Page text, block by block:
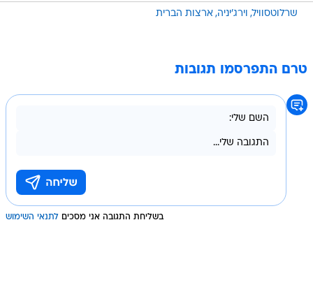
שרלוטסוויל וירג'יניה ארצות הברית
טרם התפרסמו תגובות
בשליחת התגובה אני מסכים לתנאי השימוש